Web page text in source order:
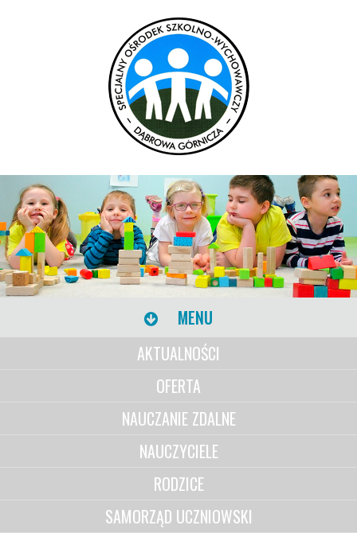
MENU
AKTUALNOŚCI
OFERTA
NAUCZANIE ZDALNE
NAUCZYCIELE
RODZICE
SAMORZĄD UCZNIOWSKI